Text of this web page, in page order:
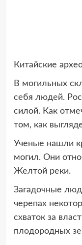
Китайские
В могильных
себя людей.
силой. Как
том, как
Ученые нашли
могил. Они
Желтой реки.
Загадочные
черепах
схваток за
плодородных